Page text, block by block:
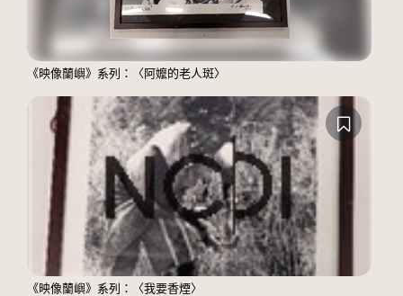
《映像蘭嶼》系列：〈阿嬤的老人斑〉
《映像蘭嶼》系列：〈我要香煙〉